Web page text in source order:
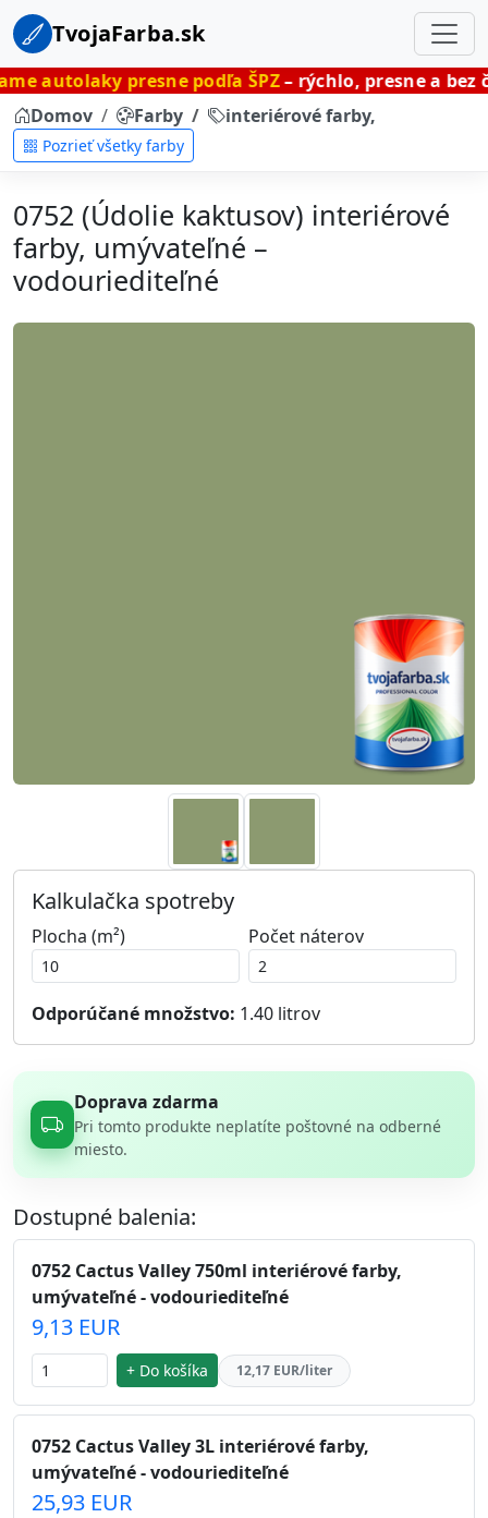
TvojaFarba.sk
presne podľa ŠPZ– rýchlo, presne a bez čakania.
Domov
Farby interiérové farby,
Pozrieť všetky farby
0752 (Údolie kaktusov) interiérové
farby, umývateľné –
vodouriediteľné
Kalkulačka spotreby
Plocha (m²) Počet náterov
Odporúčané množstvo: 1.40 litrov
Doprava zdarma
Pri tomto produkte neplatíte poštovné na odberné
miesto.
Dostupné balenia:
0752 Cactus Valley 750ml interiérové farby,
umývateľné - vodouriediteľné
9,13 EUR
+ Do košíka 12,17 EUR/liter
0752 Cactus Valley 3L interiérové farby,
umývateľné - vodouriediteľné
25,93 EUR